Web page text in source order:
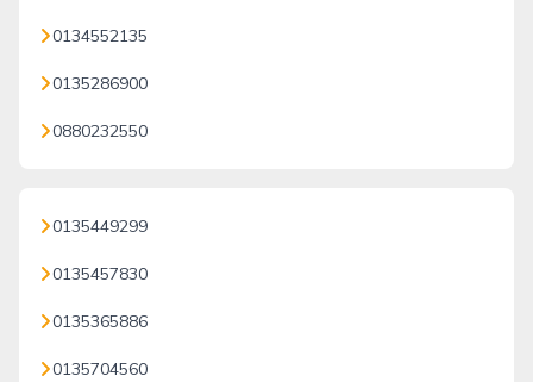
0134552135
0135286900
0880232550
0135449299
0135457830
0135365886
0135704560